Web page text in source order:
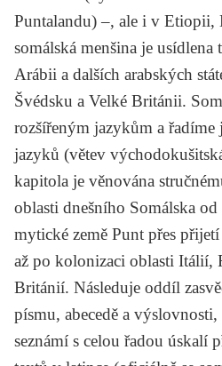
Puntalandu) –, ale i v Etiopii,
somálská menšina je usídlena
Arábii a dalších arabských
Švédsku a Velké Británii.
rozšířeným jazykům a
jazyků (větev
kapitola je věnována
oblasti dnešního Somálska od
mytické země Punt přes
až po kolonizaci oblasti Itálií,
Británií. Následuje oddíl
písmu, abecedě a výslovnosti,
seznámí s celou řadou úskalí